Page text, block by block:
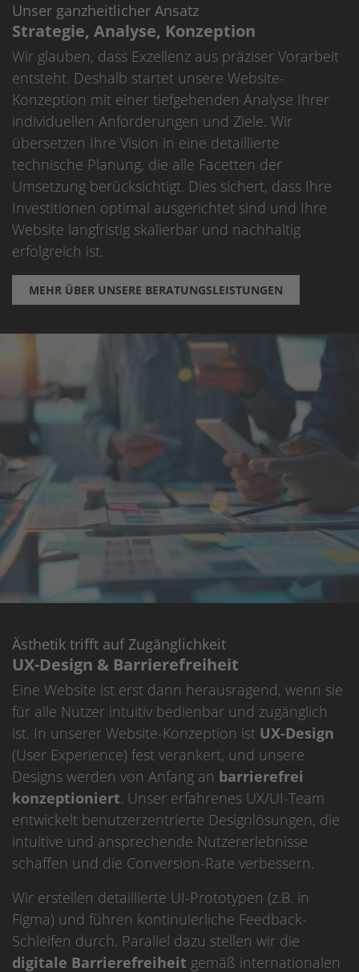
Unser ganzheitlicher Ansatz
Strategie, Analyse, Konzeption
Wir glauben, dass Exzellenz aus präziser Vorarbeit
entsteht. Deshalb startet unsere Website-
Konzeption mit einer tiefgehenden Analyse Ihrer
individuellen Anforderungen und Ziele. Wir
übersetzen Ihre Vision in eine detaillierte
technische Planung, die alle Facetten der
Umsetzung berücksichtigt. Dies sichert, dass Ihre
Investitionen optimal ausgerichtet sind und Ihre
Website langfristig skalierbar und nachhaltig
erfolgreich ist.
MEHR ÜBER UNSERE BERATUNGSLEISTUNGEN
Ästhetik trifft auf Zugänglichkeit
UX-Design & Barrierefreiheit
Eine Website ist erst dann herausragend, wenn sie
für alle Nutzer intuitiv bedienbar und zugänglich
ist. In unserer Website-Konzeption ist UX-Design
(User Experience) fest verankert, und unsere
Designs werden von Anfang an barrierefrei
konzeptioniert. Unser erfahrenes UX/UI-Team
entwickelt benutzerzentrierte Designlösungen, die
intuitive und ansprechende Nutzererlebnisse
schaffen und die Conversion-Rate verbessern.
Wir erstellen detaillierte UI-Prototypen (z.B. in
Figma) und führen kontinuierliche Feedback-
Schleifen durch. Parallel dazu stellen wir die
digitale Barrierefreiheit gemäß internationalen